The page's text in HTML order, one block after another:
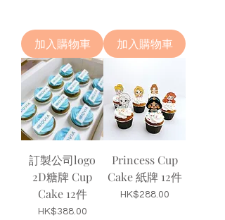
加入購物車 加入購物車
訂製公司logo
2D糖牌 Cup
Cake 12件
價格
HK$388.00
Princess Cup
Cake 紙牌 12件
價格
HK$288.00